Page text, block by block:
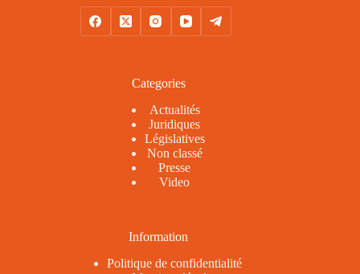
Categories
Actualités
Juridiques
Législatives
Non classé
Presse
Video
Information
Politique de confidentialité